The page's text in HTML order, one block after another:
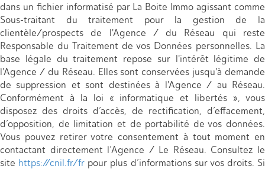
dans un fichier informatisé par La Boite Immo agissant comme
Sous-traitant du traitement pour la gestion de la
clientèle/prospects de l'Agence / du Réseau qui reste
Responsable du Traitement de vos Données personnelles. La
base légale du traitement repose sur l'intérêt légitime de
l'Agence / du Réseau. Elles sont conservées jusqu'à demande
de suppression et sont destinées à l'Agence / au Réseau.
Conformément à la loi « informatique et libertés », vous
disposez des droits d’accès, de rectification, d’effacement,
d’opposition, de limitation et de portabilité de vos données.
Vous pouvez retirer votre consentement à tout moment en
contactant directement l’Agence / Le Réseau. Consultez le
site https://cnil.fr/fr pour plus d’informations sur vos droits. Si